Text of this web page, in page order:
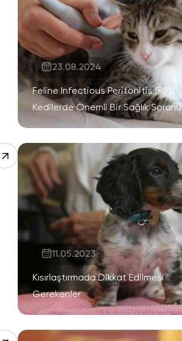
23.08.2024
Feline Infectious Peritonitis (FIP):
Kedilerde Önemli Bir Sağlık Sorunu
11.05.2023
Kısırlaştırmada Dikkat Edilmesi
Gerekenler